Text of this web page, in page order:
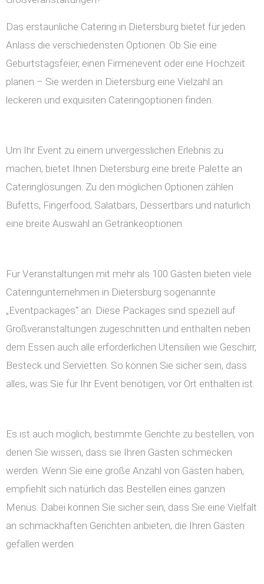
Das erstaunliche Catering in Dietersburg bietet für jeden
Anlass die verschiedensten Optionen. Ob Sie eine
Geburtstagsfeier, einen Firmenevent oder eine Hochzeit
planen – Sie werden in Dietersburg eine Vielzahl an
leckeren und exquisiten Cateringoptionen finden.
Um Ihr Event zu einem unvergesslichen Erlebnis zu
machen, bietet Ihnen Dietersburg eine breite Palette an
Cateringlösungen. Zu den möglichen Optionen zählen
Büfetts, Fingerfood, Salatbars, Dessertbars und natürlich
eine breite Auswahl an Getränkeoptionen.
Für Veranstaltungen mit mehr als 100 Gästen bieten viele
Cateringunternehmen in Dietersburg sogenannte
„Eventpackages“ an. Diese Packages sind speziell auf
Großveranstaltungen zugeschnitten und enthalten neben
dem Essen auch alle erforderlichen Utensilien wie Geschirr,
Besteck und Servietten. So können Sie sicher sein, dass
alles, was Sie für Ihr Event benötigen, vor Ort enthalten ist.
Es ist auch möglich, bestimmte Gerichte zu bestellen, von
denen Sie wissen, dass sie Ihren Gästen schmecken
werden. Wenn Sie eine große Anzahl von Gästen haben,
empfiehlt sich natürlich das Bestellen eines ganzen
Menüs. Dabei können Sie sicher sein, dass Sie eine Vielfalt
an schmackhaften Gerichten anbieten, die Ihren Gästen
gefallen werden.